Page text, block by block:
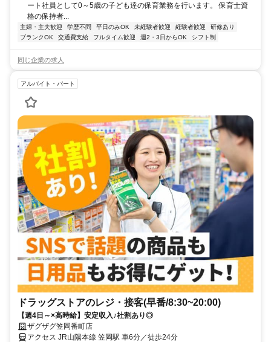
ート社員として0～5歳の子ども達の保育業務を行います。 保育士資
格の保持者...
主婦・主夫歓迎 学歴不問 平日のみOK 未経験者歓迎 経験者歓迎
研修あり
ブランクOK
交通費支給 フルタイム歓迎 週2・3日からOK シフト制
同じ企業の求人
アルバイト・パート
ドラッグストアのレジ・接客(早番/8:30~20:00)
【週4日～×高時給】安定収入♪社割あり◎
ザグザグ笠岡番町店
アクセス JR山陽本線 笠岡駅 車6分／徒歩24分